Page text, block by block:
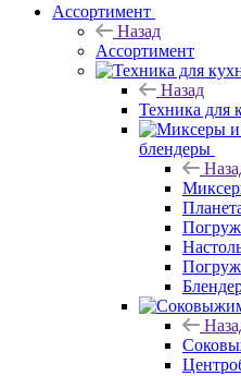
Ассортимент
Назад
Ассортимент
Назад
Техника для
блендеры